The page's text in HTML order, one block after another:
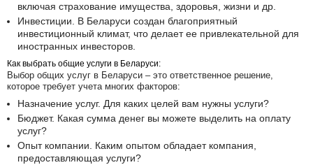
включая страхование имущества, здоровья, жизни и др.
Инвестиции. В Беларуси создан благоприятный
инвестиционный климат, что делает ее привлекательной для
иностранных инвесторов.
Как выбрать общие услуги в Беларуси:
Выбор общих услуг в Беларуси – это ответственное решение,
которое требует учета многих факторов:
Назначение услуг. Для каких целей вам нужны услуги?
Бюджет. Какая сумма денег вы можете выделить на оплату
услуг?
Опыт компании. Каким опытом обладает компания,
предоставляющая услуги?